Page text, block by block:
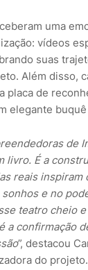
uma
vídeos
suas
Além disso,
placa de
elegante
de
livro. É a
reais inspiram
e no
teatro cheio
a confirmação
”, destacou
do projeto.